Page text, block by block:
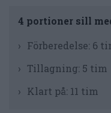
4 portioner sill
Förberedelse: 6
Tillagning: 5 tim
Klart på: 11 tim